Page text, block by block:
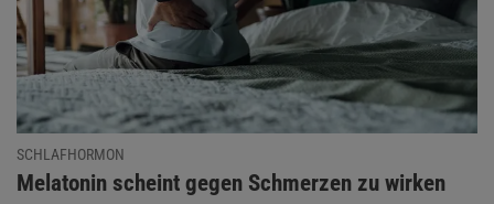
SCHLAFHORMON
:
Melatonin scheint gegen Schmerzen zu wirken